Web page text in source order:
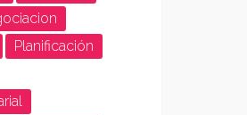
Planificación